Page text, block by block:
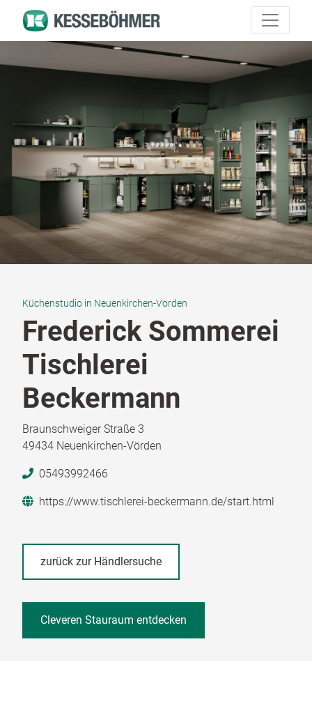
Küchenstudio in Neuenkirchen-Vörden
Frederick Sommerei
Tischlerei
Beckermann
Braunschweiger Straße 3
49434 Neuenkirchen-Vörden
05493992466
https://www.tischlerei-beckermann.de/start.html
zurück zur Händlersuche
Cleveren Stauraum entdecken